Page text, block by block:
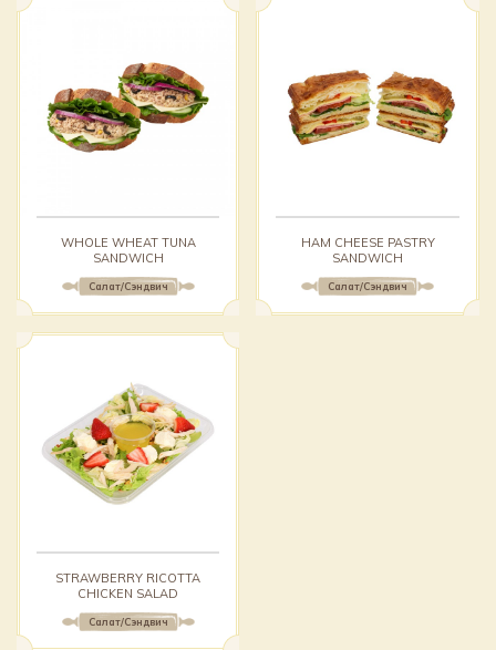
Салат/Сэндвич
WHOLE WHEAT TUNA
SANDWICH
Салат/Сэндвич
HAM CHEESE PASTRY
SANDWICH
Салат/Сэндвич
STRAWBERRY RICOTTA
CHICKEN SALAD